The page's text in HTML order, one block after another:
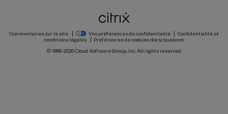
Commentaires sur le site Vos préférences de confidentialité
Confidentialité et
conditions légales
Préférences de cookiesdocs.cloud.com
© 1999-2026Cloud Software Group, Inc. All rights reserved.